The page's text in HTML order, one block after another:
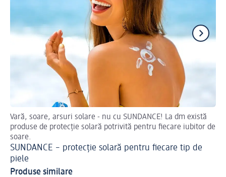
Vară, soare, arsuri solare - nu cu SUNDANCE! La dm există
produse de protecție solară potrivită pentru fiecare iubitor de
soare.
SUNDANCE – protecție solară pentru fiecare tip de
piele
Produse similare